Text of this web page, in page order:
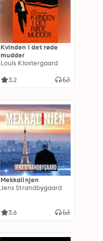
Kvinden i det røde
mudder
Louis Klostergaard
3.2
Mekkalinjen
Jens Strandbygaard
3.6